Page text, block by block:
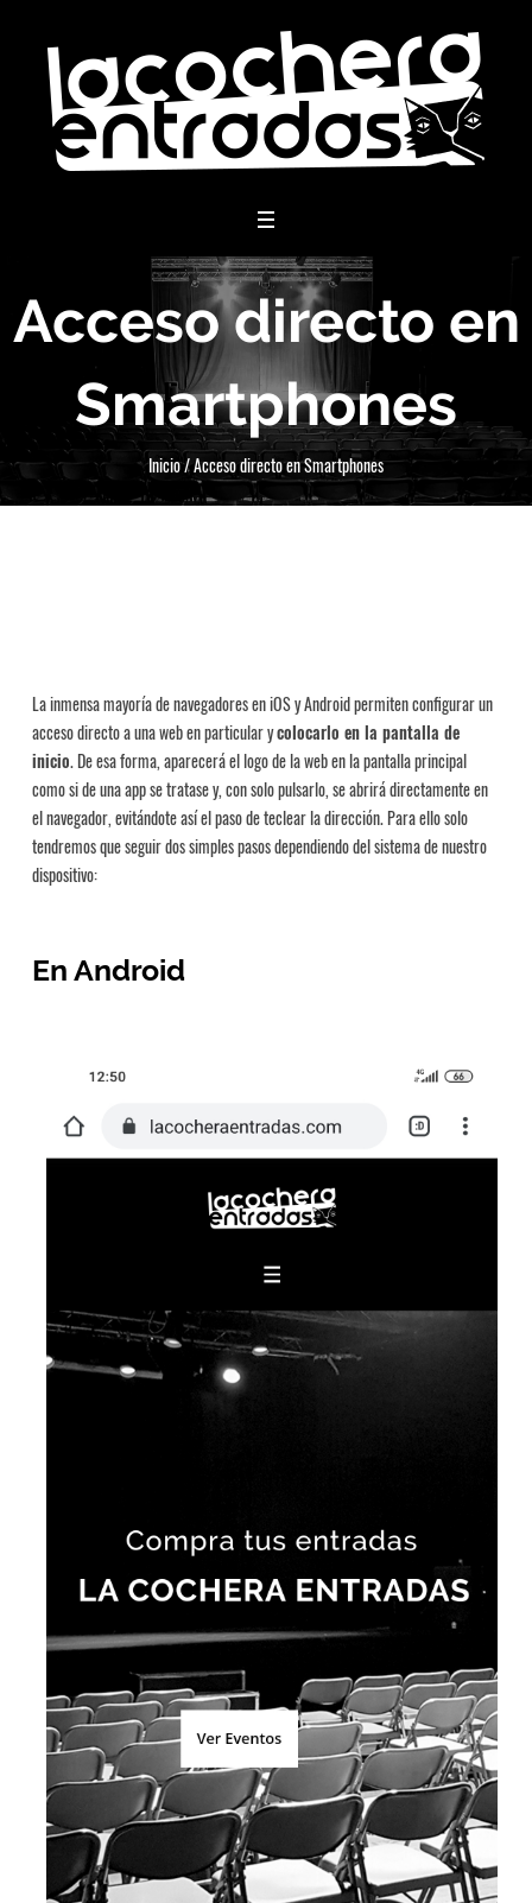
Acceso directo en
Smartphones
Inicio/Acceso directo en Smartphones
La inmensa mayoría de navegadores en iOS y Android permiten configurar un
acceso directo a una web en particular ycolocarlo en la pantalla de
inicio. De esa forma, aparecerá el logo de la web en la pantalla principal
como si de una app se tratase y, con solo pulsarlo, se abrirá directamente en
el navegador, evitándote así el paso de teclear la dirección. Para ello solo
tendremos que seguir dos simples pasos dependiendo del sistema de nuestro
dispositivo:
En Android